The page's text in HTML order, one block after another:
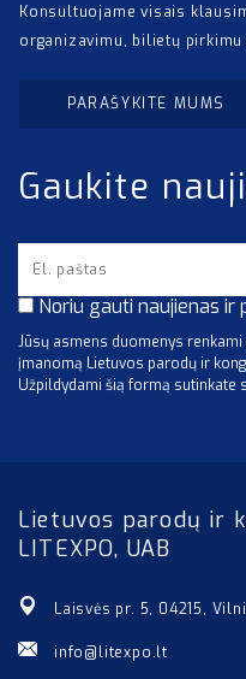
Konsultuojame visais
organizavimu, bilietų pirkimu
PARAŠYKITE MUMS
Gaukite
Noriu gauti naujienas ir
Jūsų asmens duomenys
įmanomą Lietuvos parodų ir
Užpildydami šią formą sutinkate
Lietuvos parodų ir
LITEXPO, UAB
Laisvės pr. 5, 04215,
info@litexpo.lt